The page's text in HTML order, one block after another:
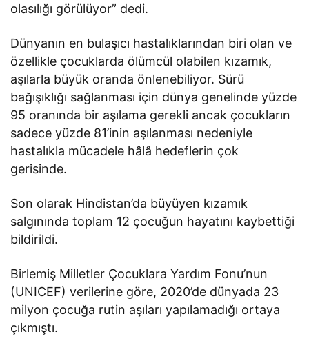
olasılığı görülüyor” dedi.
Dünyanın en bulaşıcı hastalıklarından biri olan ve
özellikle çocuklarda ölümcül olabilen kızamık,
aşılarla büyük oranda önlenebiliyor. Sürü
bağışıklığı sağlanması için dünya genelinde yüzde
95 oranında bir aşılama gerekli ancak çocukların
sadece yüzde 81’inin aşılanması nedeniyle
hastalıkla mücadele hâlâ hedeflerin çok
gerisinde.
Son olarak Hindistan’da büyüyen kızamık
salgınında toplam 12 çocuğun hayatını kaybettiği
bildirildi.
Birlemiş Milletler Çocuklara Yardım Fonu’nun
(UNICEF) verilerine göre, 2020’de dünyada 23
milyon çocuğa rutin aşıları yapılamadığı ortaya
çıkmıştı.